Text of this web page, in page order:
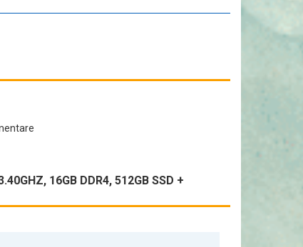
16GB DDR4, 512GB SSD +